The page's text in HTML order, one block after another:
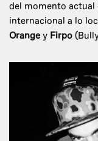
del momento actual
internacional a lo
Orange y Firpo